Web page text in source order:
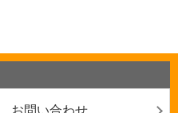
お問い合わせ